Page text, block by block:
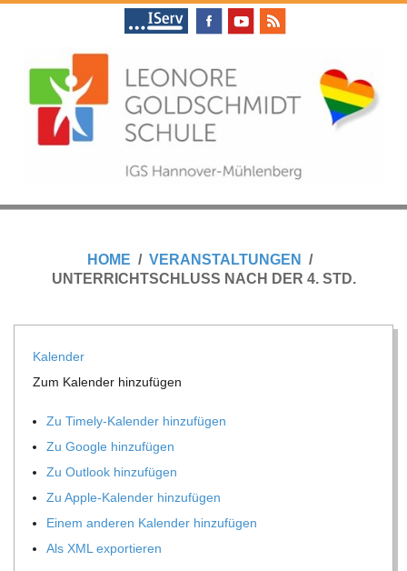
L
N
O
R
E
HOME
VERANSTALTUNGEN
UNTERRICHTSCHLUSS NACH DER 4. STD.
Kalen­der
Zum Kalen­der hinzufügen
Zu Timely-Kalen­der hinzufügen
Zu Google hinzufügen
Zu Out­look hinzufügen
Zu Apple-Kalen­der hinzufügen
Einem ande­ren Kalen­der hinzufügen
Als XML exportieren